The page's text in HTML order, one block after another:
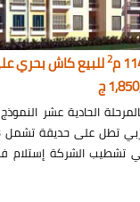
2للبيع كاش بحري
الحادية عشر
تشطيب الشركة